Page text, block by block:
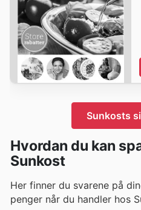
Sunkosts
Hvordan du kan
Sunkost
Her finner du svarene på
penger når du handler hos